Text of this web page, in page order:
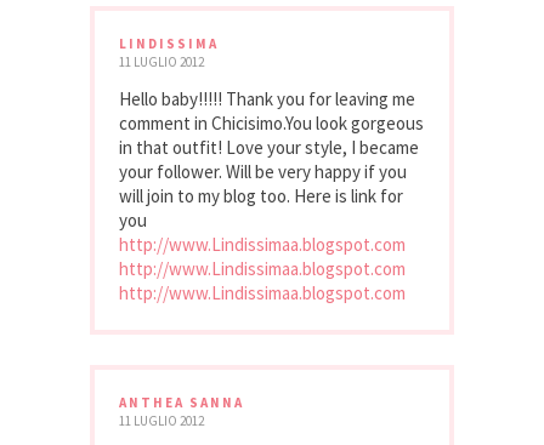
LINDISSIMA
11 LUGLIO 2012
Hello baby!!!!! Thank you for leaving me
comment in Chicisimo.You look gorgeous
in that outfit! Love your style, I became
your follower. Will be very happy if you
will join to my blog too. Here is link for
you
http://www.Lindissimaa.blogspot.com
http://www.Lindissimaa.blogspot.com
http://www.Lindissimaa.blogspot.com
ANTHEA SANNA
11 LUGLIO 2012